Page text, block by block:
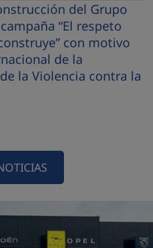
del Grupo
“El respeto
con motivo
de la
la Violencia contra la